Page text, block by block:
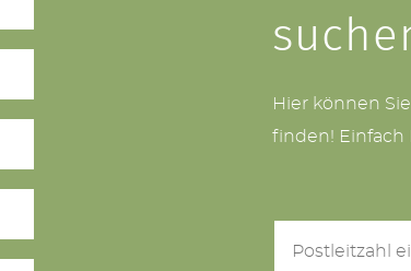
Hier können
finden! Einfach